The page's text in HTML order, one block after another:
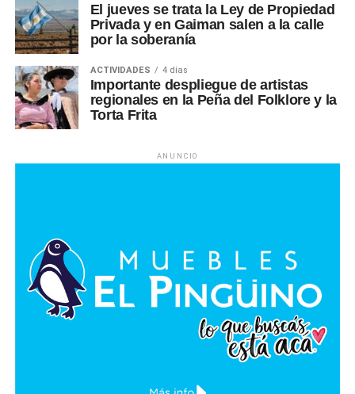
El jueves se trata la Ley de Propiedad
Privada y en Gaiman salen a la calle
por la soberanía
ACTIVIDADES 4 días
Importante despliegue de artistas
regionales en la Peña del Folklore y la
Torta Frita
ANUNCIO